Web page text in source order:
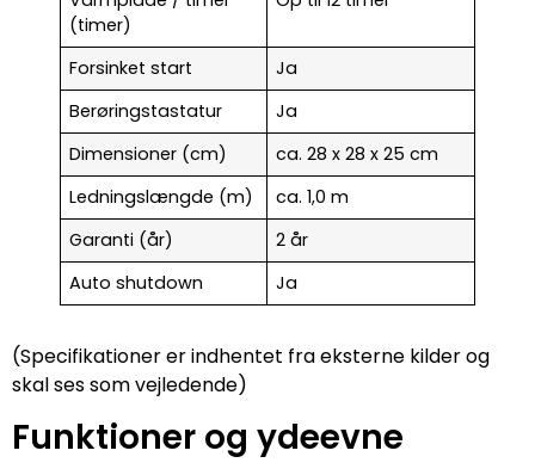
(timer)
Forsinket start
Ja
Berøringstastatur
Ja
Dimensioner (cm)
ca. 28 x 28 x 25 cm
Ledningslængde (m)
ca. 1,0 m
Garanti (år)
2 år
Auto shutdown
Ja
(Specifikationer er indhentet fra eksterne kilder og
skal ses som vejledende)
Funktioner og ydeevne